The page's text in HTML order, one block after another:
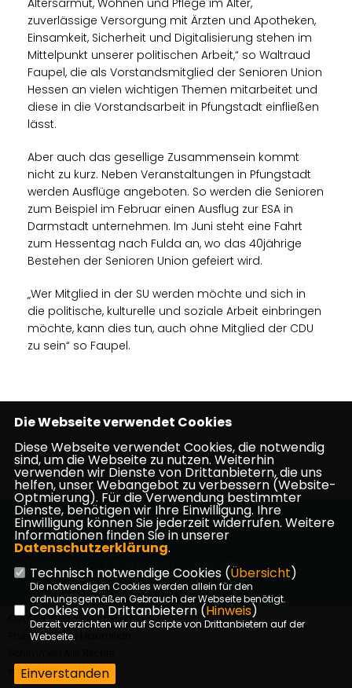
Altersarmut, Wohnen und Pflege im Alter,
zuverlässige Versorgung mit Ärzten und Apotheken,
Einsamkeit, Sicherheit und Digitalisierung stehen im
Mittelpunkt unserer politischen Arbeit,“ so Waltraud
Faupel, die als Vorstandsmitglied der Senioren Union
Hessen an vielen wichtigen Themen mitarbeitet und
diese in die Vorstandsarbeit in Pfungstadt einfließen
lässt.
Aber auch das gesellige Zusammensein kommt
nicht zu kurz. Neben Veranstaltungen in Pfungstadt
werden Ausflüge angeboten. So werden die Senioren
zum Beispiel im Februar einen Ausflug zur ESA in
Darmstadt unternehmen. Im Juni steht eine Fahrt
zum Hessentag nach Fulda an, wo das 40jährige
Bestehen der Senioren Union gefeiert wird.
Wer Mitglied in der SU werden möchte und sich in
die politische, kulturelle und soziale Arbeit einbringen
möchte, kann dies tun, auch ohne Mitglied der CDU
zu sein“ so Faupel.
Homepage des CDU Stadtverbandes Pfungstadt
Impressum Kontakt
©2026 CDU Stadtverband
Pfungstadt c/o Maximilian
vorbehalten.
Die Webseite verwendet Cookies
Diese Webseite verwendet Cookies, die notwendig
sind, um die Webseite zu nutzen. Weiterhin
verwenden wir Dienste von Drittanbietern, die uns
helfen, unser Webangebot zu verbessern (Website-
Optmierung). Für die Verwendung bestimmter
Dienste, benötigen wir Ihre Einwilligung. Ihre
Einwilligung können Sie jederzeit widerrufen. Weitere
Informationen finden Sie in unserer
Datenschutzerklärung.
Technisch notwendige Cookies (Übersicht)
Die notwendigen Cookies werden allein für den
ordnungsgemäßen Gebrauch der Webseite benötigt.
Cookies von Drittanbietern (Hinweis)
Derzeit verzichten wir auf Scripte von Drittanbietern auf der
Webseite.
Einverstanden